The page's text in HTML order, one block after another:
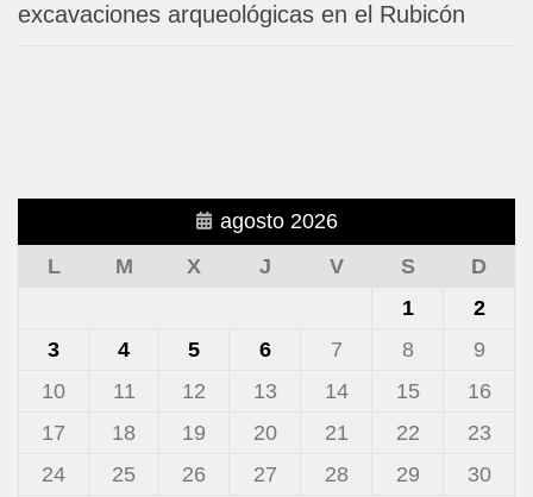
excavaciones arqueológicas en el Rubicón
agosto 2026
L
M X J V S
D
1
2
3
4 5 6 7 8
9
10
11 12 13 14 15
16
17
18 19 20 21 22
23
24
25 26 27 28 29
30